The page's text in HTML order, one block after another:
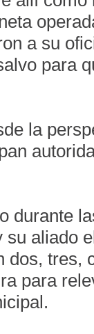
a su
para
la
durante
aliado
dos, tres,
para